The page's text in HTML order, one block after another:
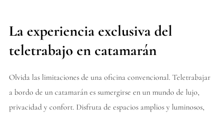
La experiencia exclusiva del
teletrabajo en catamarán
Olvida las limitaciones de una oficina convencional. Teletrabajar
a bordo de un catamarán es sumergirse en un mundo de lujo,
privacidad y confort. Disfruta de espacios amplios y luminosos,